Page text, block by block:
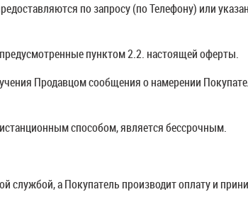
по запросу (по Телефону) или
пунктом 2.2. настоящей оферты.
Продавцом сообщения о намерении
способом, является бессрочным.
службой, а Покупатель производит оплату и